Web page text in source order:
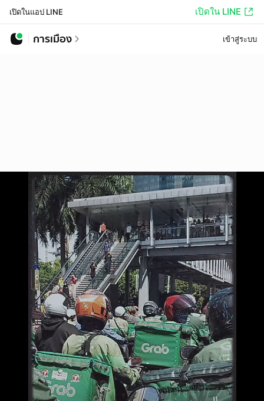
เปิดในแอป LINE เปิดใน LINE
การเมือง เข้าสู่ระบบ